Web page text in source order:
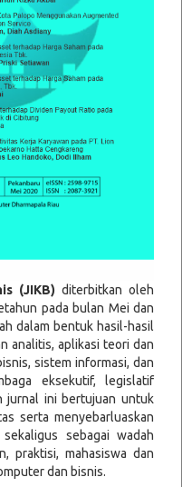
(JIKB) diterbitkan oleh
pada bulan Mei dan
dalam bentuk hasil-hasil
analitis, aplikasi teori dan
sistem informasi, dan
eksekutif, legislatif
jurnal ini bertujuan untuk
serta menyebarluaskan
sebagai wadah
praktisi, mahasiswa dan
dan bisnis.